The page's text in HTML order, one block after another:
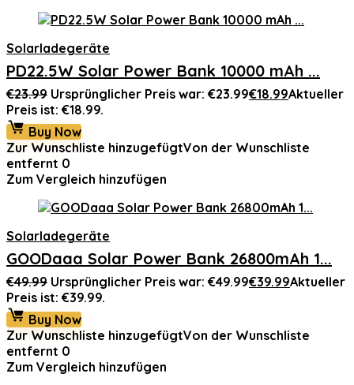
Solarladegeräte
PD22.5W Solar Power Bank 10000 mAh ...
€23.99 Ursprünglicher Preis war: €23.99€18.99Aktueller
Preis ist: €18.99.
Buy Now
Zur Wunschliste hinzugefügtVon der Wunschliste
entfernt 0
Zum Vergleich hinzufügen
Solarladegeräte
GOODaaa Solar Power Bank 26800mAh 1...
€49.99 Ursprünglicher Preis war: €49.99€39.99Aktueller
Preis ist: €39.99.
Buy Now
Zur Wunschliste hinzugefügtVon der Wunschliste
entfernt 0
Zum Vergleich hinzufügen